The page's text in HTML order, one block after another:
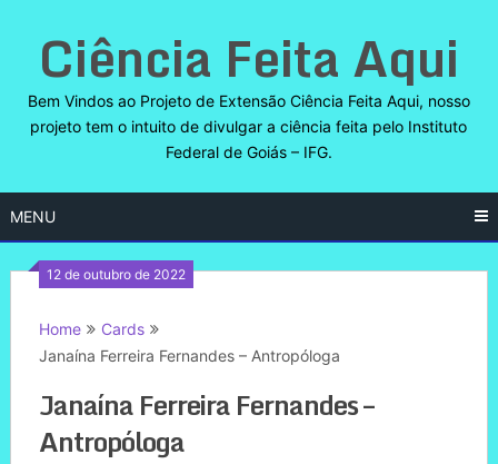
Ciência Feita Aqui
Bem Vindos ao Projeto de Extensão Ciência Feita Aqui, nosso
projeto tem o intuito de divulgar a ciência feita pelo Instituto
Federal de Goiás – IFG.
MENU
12 de outubro de 2022
Home
Cards
Janaína Ferreira Fernandes – Antropóloga
Janaína Ferreira Fernandes –
Antropóloga